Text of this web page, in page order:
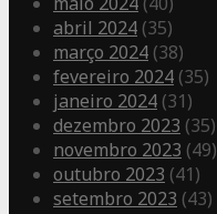
abril 2024 (35)
março 2024 (38)
fevereiro 2024 (35)
janeiro 2024 (31)
dezembro 2023 (35)
novembro 2023 (49)
outubro 2023 (41)
setembro 2023 (43)